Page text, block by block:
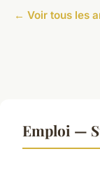
← Voir tous les
Emploi —